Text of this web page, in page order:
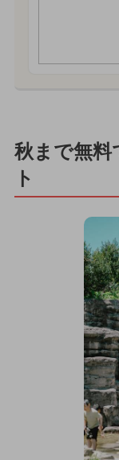
秋まで無料
ト